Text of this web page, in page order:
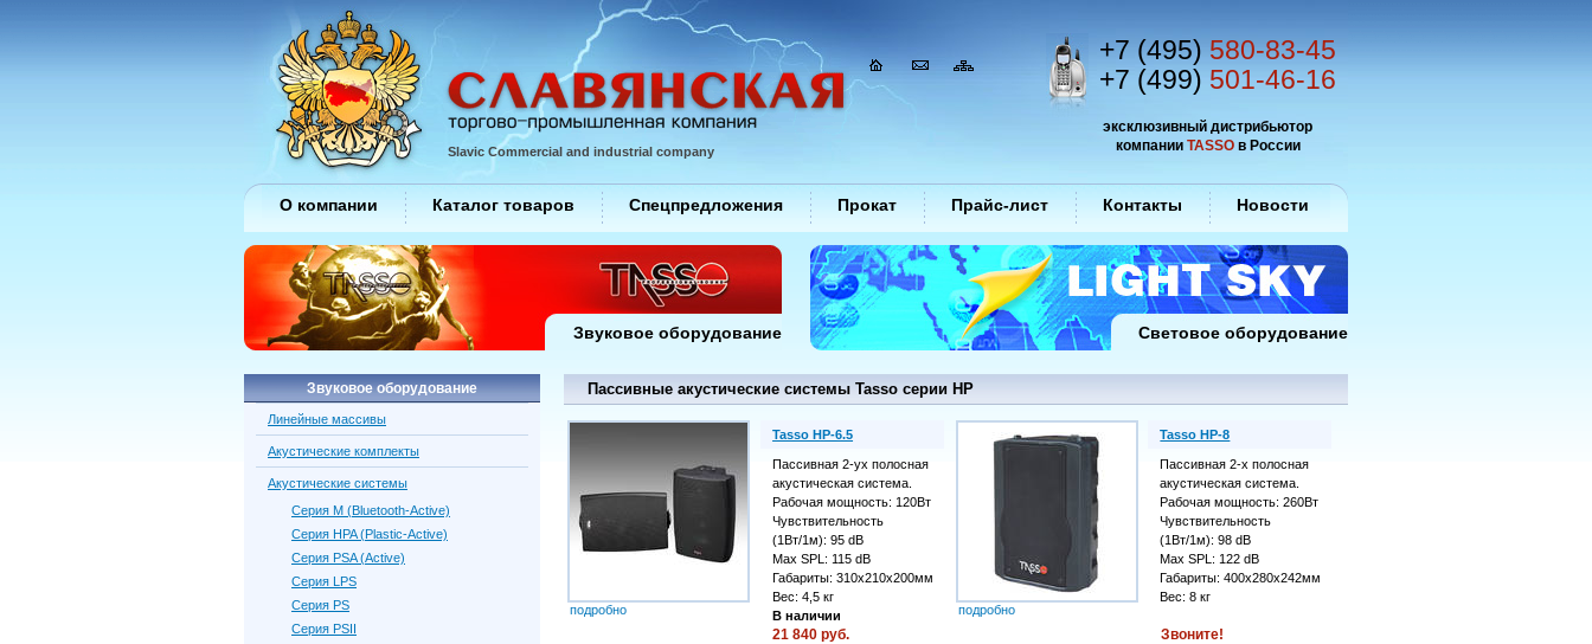
Пассивные акустические системы Tasso серии HP
Tasso HP-6.5
Пассивная 2-ух полосная
акустическая система.
Рабочая мощность: 120Вт
Чувствительность
(1Вт/1м): 95 dB
Max SPL: 115 dB
Габариты: 310х210х200мм
Вес: 4,5 кг
В наличии
подробно
21 840 руб.
Tasso HP-8
Пассивная 2-х полосная
акустическая система.
Рабочая мощность: 260Вт
Чувствительность
(1Вт/1м): 98 dB
Max SPL: 122 dB
Габариты: 400х280х242мм
Вес: 8 кг
подробно
Звоните!
Звуковое оборудование
Линейные массивы
Акустические комплекты
Акустические системы
Серия M (Bluetooth-Active)
Серия HPA (Plastic-Active)
Серия PSA (Active)
Серия LPS
Серия PS
Серия PSII
Slavic Commercial and industrial company
эксклюзивный дистрибьютор
компании TASSOв России
+7 (495) 580-83-45
+7 (499) 501-46-16
О компании Каталог товаров Спецпредложения Прокат Прайс-лист Контакты Новости
Звуковое оборудование Световое оборудование